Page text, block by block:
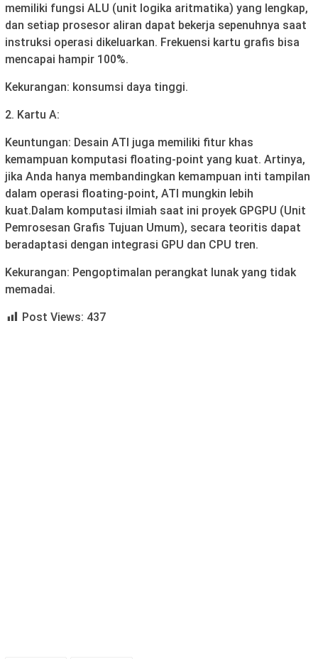
memiliki fungsi ALU (unit logika aritmatika) yang lengkap,
dan setiap prosesor aliran dapat bekerja sepenuhnya saat
instruksi operasi dikeluarkan. Frekuensi kartu grafis bisa
mencapai hampir 100%.
Kekurangan: konsumsi daya tinggi.
2. Kartu A:
Keuntungan: Desain ATI juga memiliki fitur khas
kemampuan komputasi floating-point yang kuat. Artinya,
jika Anda hanya membandingkan kemampuan inti tampilan
dalam operasi floating-point, ATI mungkin lebih
kuat.Dalam komputasi ilmiah saat ini proyek GPGPU (Unit
Pemrosesan Grafis Tujuan Umum), secara teoritis dapat
beradaptasi dengan integrasi GPU dan CPU tren.
Kekurangan: Pengoptimalan perangkat lunak yang tidak
memadai.
Post Views: 437